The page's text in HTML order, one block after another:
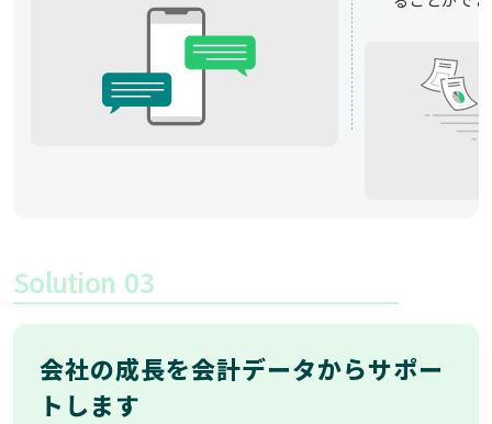
Solution 03
会社の成長を会計データからサポー
トします